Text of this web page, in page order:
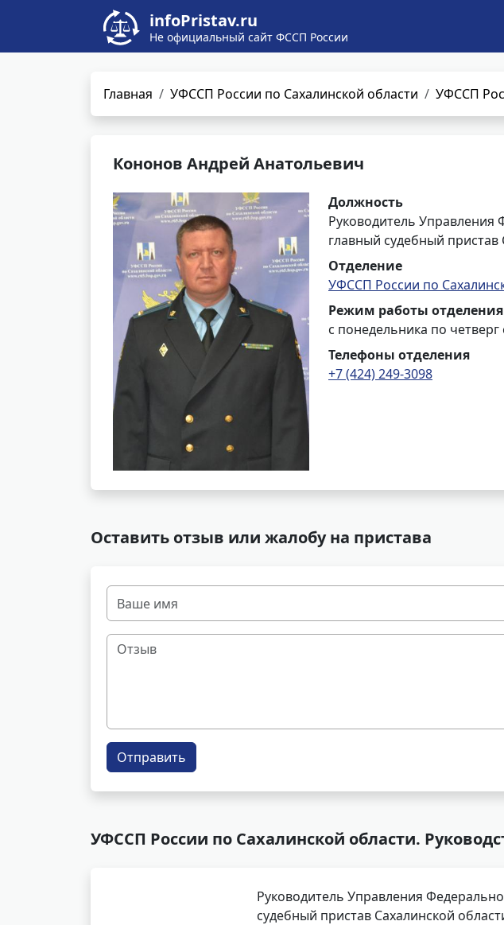
infoPristav.ru
Не официальный сайт ФССП России
Главная УФССП России по Сахалинской области УФССП
Кононов Андрей Анатольевич
Должность
Руководитель Управления
главный судебный пристав
Отделение
УФССП России по
Режим работы отделения
с понедельника по четверг
Телефоны отделения
+7 (424) 249-3098
Оставить отзыв или жалобу на пристава
Отправить
УФССП России по Сахалинской области.
Руководитель Управления
судебный пристав Сахалинской